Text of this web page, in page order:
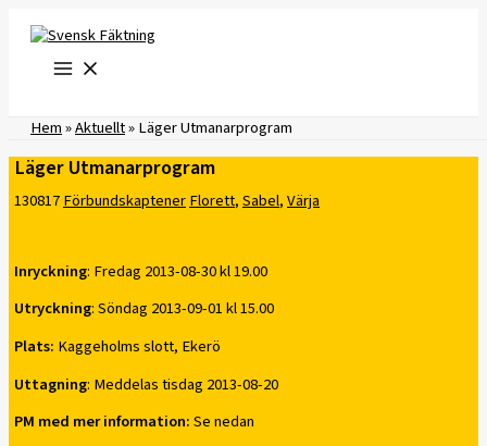
innehåll
Hem»Aktuellt»Läger Utmanarprogram
Läger Utmanarprogram
130817FörbundskaptenerFlorett,Sabel,Värja
Inryckning: Fredag 2013-08-30 kl 19.00
Utryckning: Söndag 2013-09-01 kl 15.00
Plats: Kaggeholms slott, Ekerö
Uttagning: Meddelas tisdag 2013-08-20
PM med mer information:Se nedan